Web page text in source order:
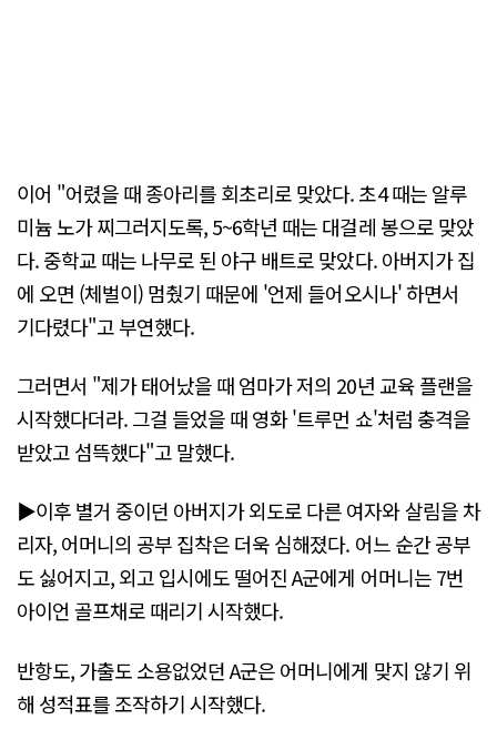
이어 "어렸을 때 종아리를 회초리로 맞았다. 초4 때는 알루
미늄 노가 찌그러지도록, 5~6학년 때는 대걸레 봉으로 맞았
다. 중학교 때는 나무로 된 야구 배트로 맞았다. 아버지가 집
에 오면 (체벌이) 멈췄기 때문에 '언제 들어오시나' 하면서
기다렸다"고 부연했다.
그러면서 "제가 태어났을 때 엄마가 저의 20년 교육 플랜을
시작했다더라. 그걸 들었을 때 영화 '트루먼 쇼'처럼 충격을
받았고 섬뜩했다"고 말했다.
▶이후 별거 중이던 아버지가 외도로 다른 여자와 살림을 차
리자, 어머니의 공부 집착은 더욱 심해졌다. 어느 순간 공부
도 싫어지고, 외고 입시에도 떨어진 A군에게 어머니는 7번
아이언 골프채로 때리기 시작했다.
반항도, 가출도 소용없었던 A군은 어머니에게 맞지 않기 위
해 성적표를 조작하기 시작했다.